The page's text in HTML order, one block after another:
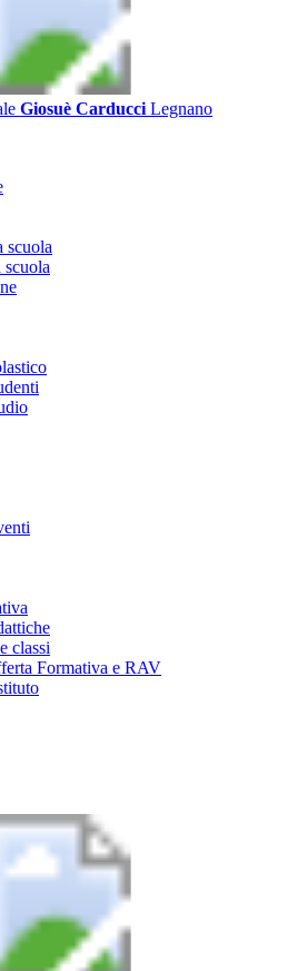
Giosuè Carducci Legnano
scuola
scuola
classi
Formativa e RAV